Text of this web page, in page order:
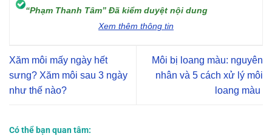
“Phạm Thanh Tâm” Đã kiểm duyệt nội dung
Xem thêm thông tin
Xăm môi mấy ngày hết
sưng? Xăm môi sau 3 ngày
như thế nào?
Môi bị loang màu: nguyên
nhân và 5 cách xử lý môi
loang màu
Có thể bạn quan tâm: